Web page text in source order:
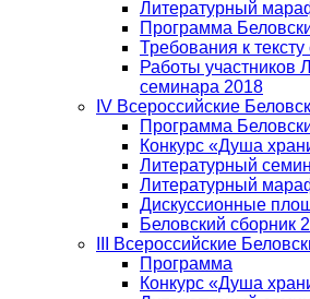
Литературный
Программа
Требования к тексту
Работы участников
семинара 2018
IV Всероссийские
Программа
Конкурс «Душа
Литературный
Литературный
Дискуссионные
Беловский сборник
III Всероссийские
Программа
Конкурс «Душа